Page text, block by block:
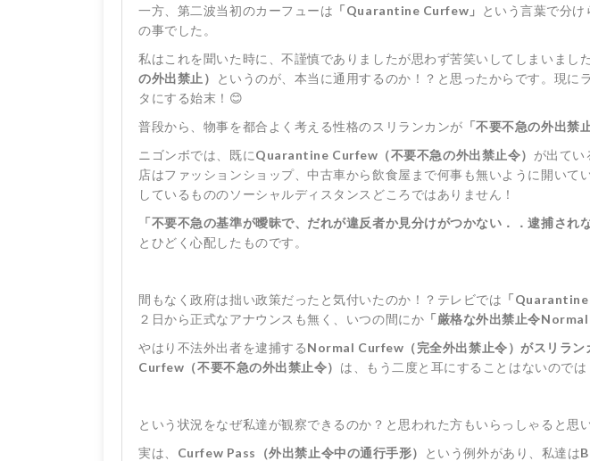
一方、第二波当初のカーフューは 「Quarantine Curfew」 という言葉で分
の事でした。
私はこれを聞いた時に、不謹慎でありましたが思わず苦笑いしてしまいまし
の外出禁止）
というのが、本当に通用するのか！？と思ったからです。現に
タにする始末！😊
普段から、物事を都合よく考える性格のスリランカンが 「不要不急の外出禁
ニゴンボでは、既にQuarantine Curfew（不要不急の外出禁止令） が出てい
店はファッションショップ、中古車から飲食屋まで何事も無いように開い
しているもののソーシャルディスタンスどころではありません！
「不要不急の基準が曖昧で、だれが違反者か見分けがつかない．．逮捕さ
とひどく心配したものです。
間もなく政府は拙い政策だったと気付いたのか！？テレビでは 「
２日から正式なアナウンスも無く、いつの間にか 「厳格な外出禁止令
やはり不法外出者を逮捕するNormal Curfew（完全外出禁止令）がスリラン
Curfew（不要不急の外出禁止令） は、もう二度と耳にすることはないのでは
という状況をなぜ私達が観察できるのか？と思われた方もいらっしゃると思い
実は、 Curfew Pass（外出禁止令中の通行手形） という例外があり、私達は